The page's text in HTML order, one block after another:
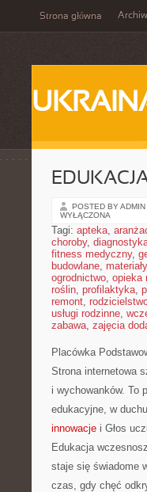
Strona główna
POSTED BY ADMIN
WYŁĄCZONA
Tagi: apteka,
choroby,
fitness medyczny,
budowlane,
ogrodnictwo, opieka
roślin, profilaktyka,
remont,
usługi rodzinne,
zabawa, zajęcia
Placówka
Strona internetowa
i wychowanków. To
edukacyjne, w
innowacje i Głos
Edukacja
staje się świadome
czas, gdy chęć